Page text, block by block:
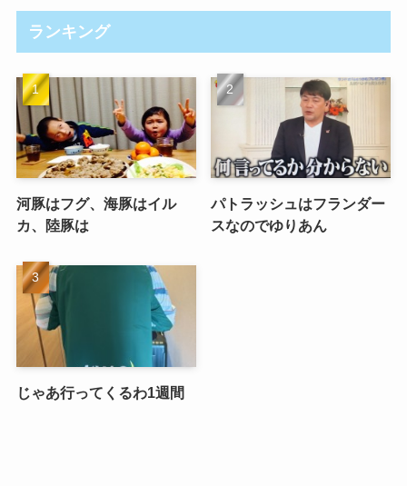
ランキング
河豚はフグ、海豚はイル
カ、陸豚は
パトラッシュはフランダー
スなのでゆりあん
じゃあ行ってくるわ1週間